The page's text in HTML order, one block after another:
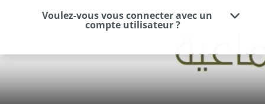
Voulez-vous vous connecter avec un
compte utilisateur ?